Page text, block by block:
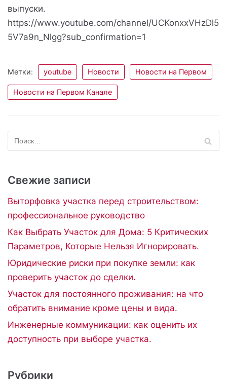
выпуски.
https://www.youtube.com/channel/UCKonxxVHzDl5
5V7a9n_Nlgg?sub_confirmation=1
Метки: youtube Новости Новости на Первом
Новости на Первом Канале
Свежие записи
Выторфовка участка перед строительством:
профессиональное руководство
Как Выбрать Участок для Дома: 5 Критических
Параметров, Которые Нельзя Игнорировать.
Юридические риски при покупке земли: как
проверить участок до сделки.
Участок для постоянного проживания: на что
обратить внимание кроме цены и вида.
Инженерные коммуникации: как оценить их
доступность при выборе участка.
Рубрики